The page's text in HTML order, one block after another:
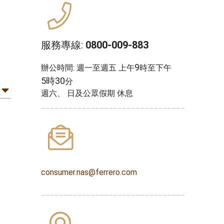
服務專線: 0800-009-883
辦公時間: 週一至週五 上午9時至下午
5時30分
週六、 日及公眾假期 休息
consumer.nas@ferrero.com